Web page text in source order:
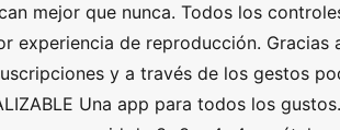
mejor que nunca. Todos los
experiencia de reproducción.
y a través de los gestos
Una app para todos los